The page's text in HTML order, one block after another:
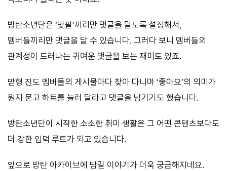
방탄소년단은 ‘맞팔’끼리만 댓글을 달도록 설정해서,
멤버들끼리만 댓글을 달 수 있습니다. 그러다 보니 멤버들의
관계성이 드러나는 귀여운 댓글을 보는 재미도 있죠.
맏형 진도 멤버들의 게시물마다 찾아 다니며 ‘좋아요’의 의미가
뭔지 묻고 하트를 눌러 달라고 댓글을 남기기도 했습니다.
방탄소년단이 시작한 소소한 취미 생활은 그 어떤 콘텐츠보다도
더 강한 입덕 루트가 되고 있습니다.
앞으로 방탄 아카이브에 담길 이야기가 더욱 궁금해지네요.